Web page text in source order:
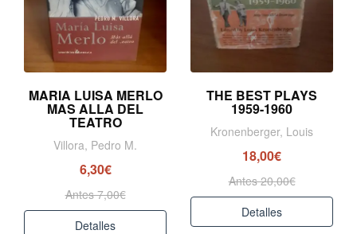
MARIA LUISA MERLO
MAS ALLA DEL
TEATRO
Villora, Pedro M.
6,30€
Antes 7,00€
Detalles
THE BEST PLAYS
1959-1960
Kronenberger, Louis
18,00€
Antes 20,00€
Detalles